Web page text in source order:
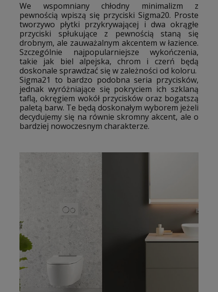
We wspomniany chłodny minimalizm z
pewnością wpiszą się przyciski Sigma20. Proste
tworzywo płytki przykrywającej i dwa okrągłe
przyciski spłukujące z pewnością staną się
drobnym, ale zauważalnym akcentem w łazience.
Szczególnie najpopularniejsze wykończenia,
takie jak biel alpejska, chrom i czerń będą
doskonale sprawdzać się w zależności od koloru.
Sigma21 to bardzo podobna seria przycisków,
jednak wyróżniające się pokryciem ich szklaną
taflą, okręgiem wokół przycisków oraz bogatszą
paletą barw. Te będą doskonałym wyborem jeżeli
decydujemy się na równie skromny akcent, ale o
bardziej nowoczesnym charakterze.